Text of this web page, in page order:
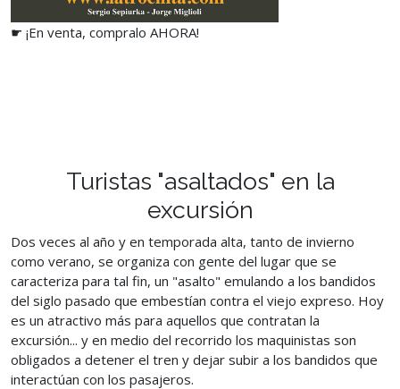
☛ ¡En venta, compralo AHORA!
Turistas "asaltados" en la
excursión
Dos veces al año y en temporada alta, tanto de invierno
como verano, se organiza con gente del lugar que se
caracteriza para tal fin, un "asalto" emulando a los bandidos
del siglo pasado que embestían contra el viejo expreso. Hoy
es un atractivo más para aquellos que contratan la
excursión... y en medio del recorrido los maquinistas son
obligados a detener el tren y dejar subir a los bandidos que
interactúan con los pasajeros.